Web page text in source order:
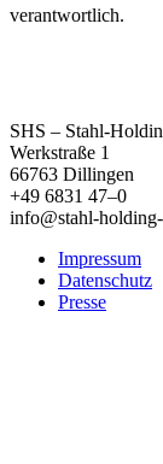
verantwortlich.
SHS – Stahl-
Werkstraße 1
66763 Dillingen
+49 6831 47–0
info@stahl-holding-
Impressum
Datenschutz
Presse